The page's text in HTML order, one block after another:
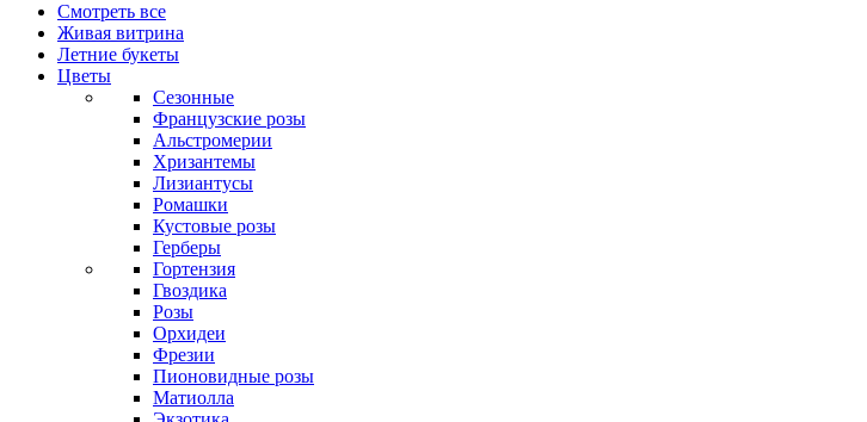
Смотреть все
Живая витрина
Летние букеты
Цветы
Сезонные
Французские розы
Альстромерии
Хризантемы
Лизиантусы
Ромашки
Кустовые розы
Герберы
Гортензия
Гвоздика
Розы
Орхидеи
Фрезии
Пионовидные розы
Матиолла